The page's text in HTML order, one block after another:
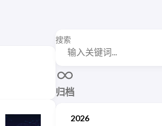
搜索
归档
2026